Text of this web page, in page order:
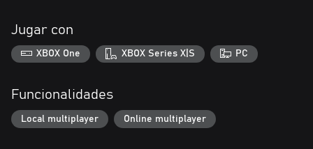
Jugar con
XBOX One XBOX Series X|S PC
Funcionalidades
Local multiplayer Online multiplayer